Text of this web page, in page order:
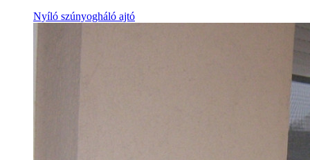
Nyíló szúnyogháló ajtó